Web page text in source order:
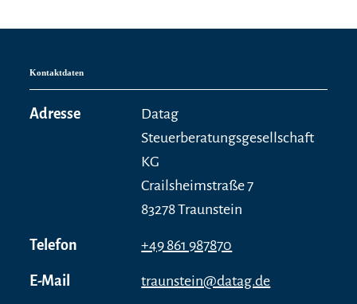
Kontaktdaten
Adresse
Datag
Steuerberatungsgesellschaft
KG
Crailsheimstraße 7
83278 Traunstein
Telefon +49 861 987870
E-Mail traunstein@datag.de